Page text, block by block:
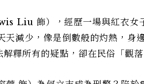
Liu 飾），經歷一場與紅衣女
天減少，像是倒數般的灼熱，身
釋所有的疑點，卻在民俗「觀